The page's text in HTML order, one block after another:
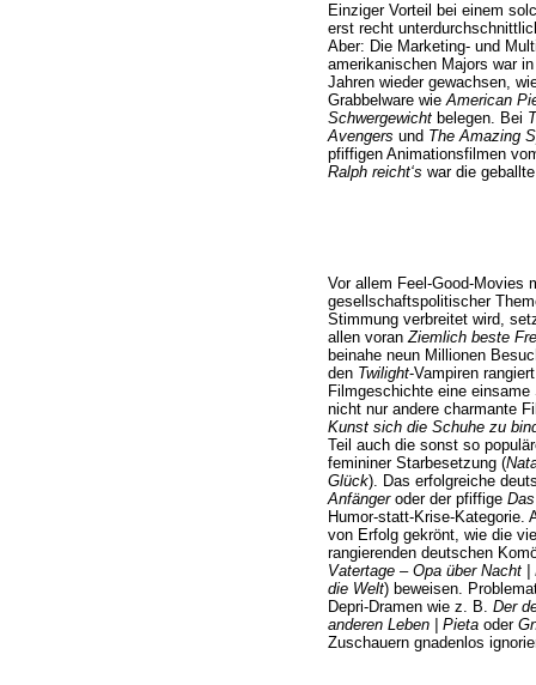
Einziger Vorteil bei einem
erst recht
Aber: Die Marketing- und
amerikanischen Majors war
Jahren wieder gewachsen,
Grabbelware wieAmerican
Schwergewichtbelegen. Bei
Avengers und The Amazing
pfiffigen Animationsfilmen
Ralph reicht‘s war die
Vor allem Feel-Good-Movies
gesellschaftspolitischer
Stimmung verbreitet wird,
allen voranZiemlich beste
beinahe neun Millionen
den Twilight-Vampiren
Filmgeschichte eine
nicht nur andere charmante
Kunst sich die Schuhe zu
Teil auch die sonst so
femininer Starbesetzung (
Glück). Das erfolgreiche
Anfängeroder der pfiffige
Humor-statt-Krise-Kategorie.
von Erfolg gekrönt, wie die
rangierenden deutschen
Vatertage – Opa über Nacht
die Welt) beweisen.
Depri-Dramen wie z. B. Der
anderen Leben | Pietaoder
Zuschauern gnadenlos